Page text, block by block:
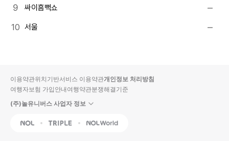
싸이흠뻑쇼
서울
이용약관위치기반서비스 이용약관개인정보 처리방침
여행자보험 가입안내여행약관분쟁해결기준
(주)놀유니버스 사업자 정보
NOL Triple Interpark Global